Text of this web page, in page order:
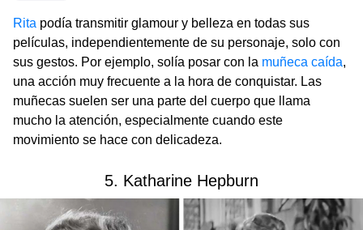
Rita podía transmitir glamour y belleza en todas sus
películas, independientemente de su personaje, solo con
sus gestos. Por ejemplo, solía posar con la muñeca caída,
una acción muy frecuente a la hora de conquistar. Las
muñecas suelen ser una parte del cuerpo que llama
mucho la atención, especialmente cuando este
movimiento se hace con delicadeza.
5. Katharine Hepburn